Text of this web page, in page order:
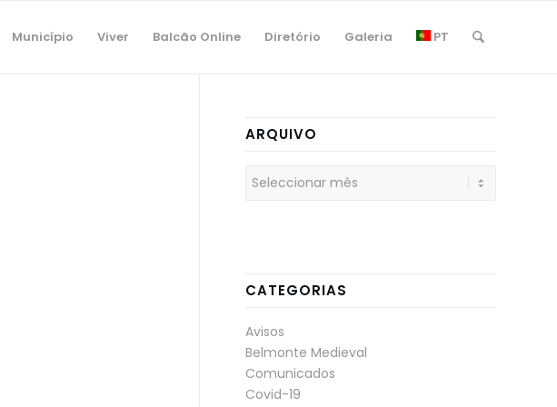
Município Viver Balcão Online Diretório Galeria PT
ARQUIVO
CATEGORIAS
Avisos
Belmonte Medieval
Comunicados
Covid-19